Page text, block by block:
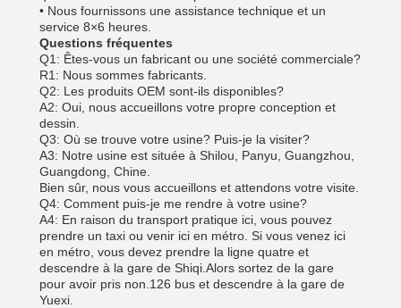
• Nous fournissons une assistance technique et un
service 8×6 heures.
Questions fréquentes
Q1: Êtes-vous un fabricant ou une société commerciale?
R1: Nous sommes fabricants.
Q2: Les produits OEM sont-ils disponibles?
A2: Oui, nous accueillons votre propre conception et
dessin.
Q3: Où se trouve votre usine? Puis-je la visiter?
A3: Notre usine est située à Shilou, Panyu, Guangzhou,
Guangdong, Chine.
Bien sûr, nous vous accueillons et attendons votre visite.
Q4: Comment puis-je me rendre à votre usine?
A4: En raison du transport pratique ici, vous pouvez
prendre un taxi ou venir ici en métro. Si vous venez ici
en métro, vous devez prendre la ligne quatre et
descendre à la gare de Shiqi.Alors sortez de la gare
pour avoir pris non.126 bus et descendre à la gare de
Yuexi.